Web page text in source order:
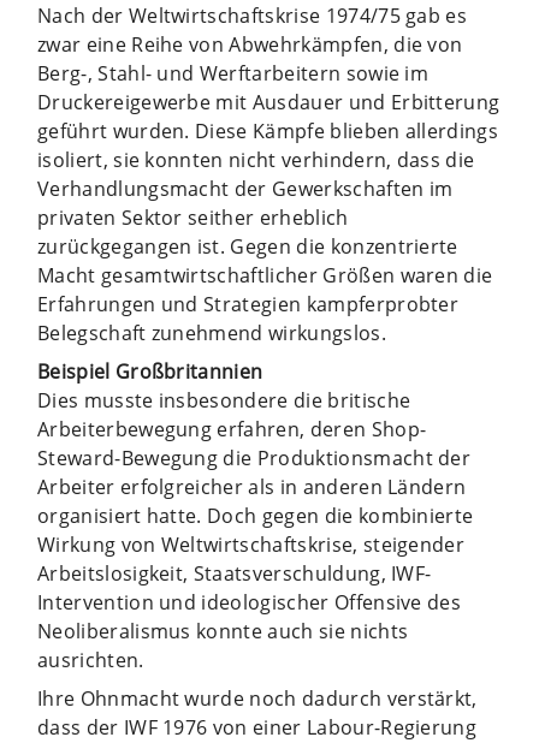
Nach der Weltwirtschaftskrise 1974/75 gab es
zwar eine Reihe von Abwehrkämpfen, die von
Berg-, Stahl- und Werftarbeitern sowie im
Druckereigewerbe mit Ausdauer und Erbitterung
geführt wurden. Diese Kämpfe blieben allerdings
isoliert, sie konnten nicht verhindern, dass die
Verhandlungsmacht der Gewerkschaften im
privaten Sektor seither erheblich
zurückgegangen ist. Gegen die konzentrierte
Macht gesamtwirtschaftlicher Größen waren die
Erfahrungen und Strategien kampferprobter
Belegschaft zunehmend wirkungslos.
Beispiel Großbritannien
Dies musste insbesondere die britische
Arbeiterbewegung erfahren, deren Shop-
Steward-Bewegung die Produktionsmacht der
Arbeiter erfolgreicher als in anderen Ländern
organisiert hatte. Doch gegen die kombinierte
Wirkung von Weltwirtschaftskrise, steigender
Arbeitslosigkeit, Staatsverschuldung, IWF-
Intervention und ideologischer Offensive des
Neoliberalismus konnte auch sie nichts
ausrichten.
Ihre Ohnmacht wurde noch dadurch verstärkt,
dass der IWF 1976 von einer Labour-Regierung